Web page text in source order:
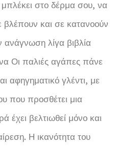
στο δέρμα σου, να
βλέπουν και σε κατανοούν
λίγα βιβλία
Οι παλιές αγάπες πάνε
αφηγηματικό γλέντι, με
που προσθέτει μια
έχει βελτιωθεί μόνο και
Η ικανότητα του